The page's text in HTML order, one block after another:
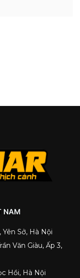
NAM
Sở, Hà Nội
Văn Giàu, Ấp 3,
Hồi, Hà Nội